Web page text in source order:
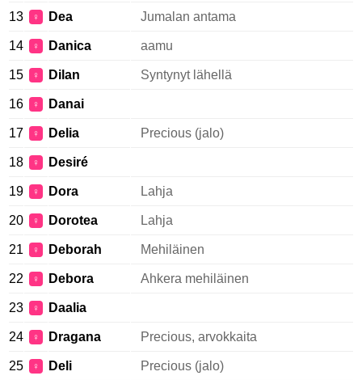
13 ♀ Dea Jumalan antama
14 ♀ Danica aamu
15 ♀ Dilan Syntynyt lähellä
16 ♀ Danai
17 ♀ Delia Precious (jalo)
18 ♀ Desiré
19 ♀ Dora Lahja
20 ♀ Dorotea Lahja
21 ♀ Deborah Mehiläinen
22 ♀ Debora Ahkera mehiläinen
23 ♀ Daalia
24 ♀ Dragana Precious, arvokkaita
25 ♀ Deli Precious (jalo)